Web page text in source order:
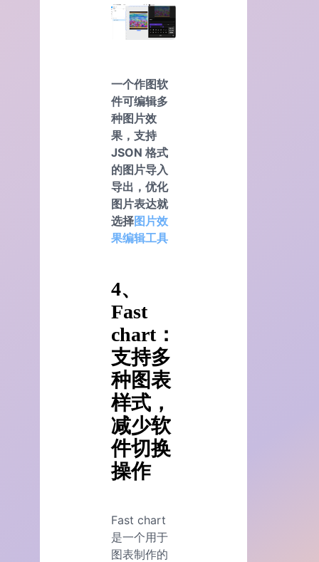
一个作图软
件可编辑多
种图片效
果，支持
JSON 格式
的图片导入
导出，优化
图片表达就
选择图片效
果编辑工具
4、
Fast
chart：
支持多
种图表
样式，
减少软
件切换
操作
Fast chart
是一个用于
图表制作的